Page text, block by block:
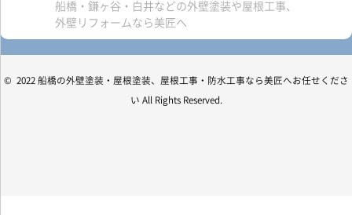
船橋・鎌ヶ谷・白井などの外壁塗装や屋根工事、
外壁リフォームなら美匠へ
© 2022 船橋の外壁塗装・屋根塗装、屋根工事・防水工事なら美匠へお任せくださ
い All Rights Reserved.